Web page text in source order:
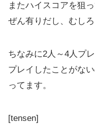
またハイスコアを狙
ぜん有りだし、むし
ちなみに2人～4人プ
プレイしたことがな
ってます。
[tensen]